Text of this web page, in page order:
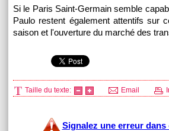
Si le Paris Saint-Germain semble
Paulo restent également attentifs sur
saison et l'ouverture du marché des
Taille du texte: Email
Signalez une erreur